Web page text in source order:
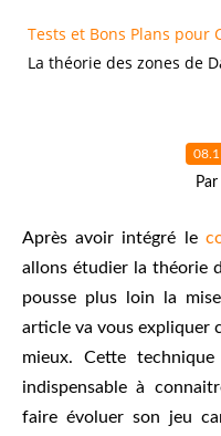
Tests et Bons Plans pour
La théorie des zones de
Après avoir intégré le
allons étudier la théorie
pousse plus loin la
article va vous expliquer
mieux. Cette
indispensable à
faire évoluer son jeu